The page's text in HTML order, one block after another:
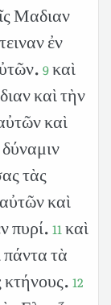
Μαδιαν
ἐν
9καὶ
καὶ τὴν
καὶ
τὰς
καὶ
πυρί. 11καὶ
τὰ
12